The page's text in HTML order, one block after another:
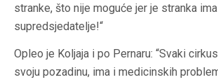
stranke, što nije moguće jer je stranka
supredsjedatelje!“
Opleo je Koljaja i po Pernaru: “Svaki
svoju pozadinu, ima i medicinskih